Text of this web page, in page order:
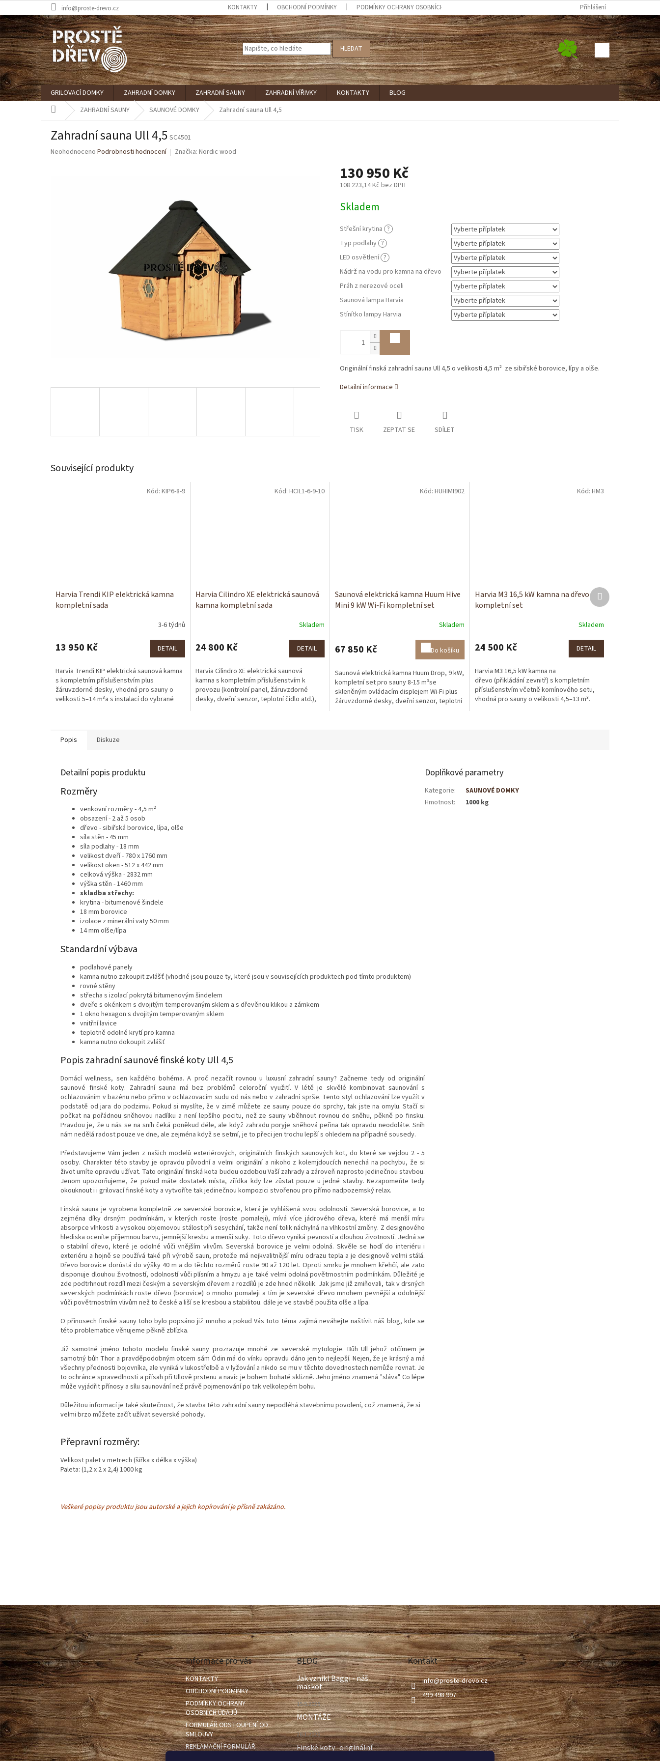
na
obsah
info@proste-drevo.cz KONTAKTY OBCHODNÍ PODMÍNKY PODMÍNKY OCHRANY OSOBNÍCH ÚDAJŮ FORMULÁŘ ODSTOUPENÍ OD SMLOUVYPřihlášení
HLEDAT
NÁKUPNÍ
KOŠÍK
GRILOVACÍ DOMKY ZAHRADNÍ DOMKY ZAHRADNÍ SAUNY ZAHRADNÍ VÍŘIVKY KONTAKTY
BLOG
Domů ZAHRADNÍ SAUNY SAUNOVÉ DOMKY Zahradní sauna Ull 4,5
Zahradní sauna Ull 4,5 SC4501
Průměrné
Neohodnoceno Podrobnosti hodnocení Značka: Nordic wood
130 950 Kč
108 223,14 Kč bez DPH
cena:
Skladem
Střešní krytina ?
Typ podlahy ?
LED osvětlení ?
Nádrž na vodu pro kamna na dřevo
Práh z nerezové oceli
Saunová lampa Harvia
Stínítko lampy Harvia
Originální finská zahradní sauna Ull 4,5 o velikosti 4,5 m² ze sibiřské borovice, lípy a olše.
Detailní informace
TISK ZEPTAT SE SDÍLET
Související produkty
Harvia Trendi KIP elektrická kamna
kompletní sada
3-6 týdnů
13 950 Kč DETAIL
Harvia Trendi KIP elektrická saunová kamna
s kompletním příslušenstvím plus
žáruvzdorné desky, vhodná pro sauny o
velikosti 5–14 m³a s instalací do vybrané
Kód: KIP6-8-9
Harvia Cilindro XE elektrická saunová
kamna kompletní sada
Skladem
24 800 Kč DETAIL
Harvia Cilindro XE elektrická saunová
kamna s kompletním příslušenstvím k
provozu (kontrolní panel, žáruvzdorné
desky, dveřní senzor, teplotní čidlo atd.),
Kód: HCIL1-6-9-10
Saunová elektrická kamna Huum Hive
Mini 9 kW Wi-Fi kompletní set
Skladem
67 850 Kč Do košíku
Saunová elektrická kamna Huum Drop, 9 kW,
kompletní set pro sauny 8-15 m³se
skleněným ovládacím displejem Wi-Fi plus
žáruvzdorné desky, dveřní senzor, teplotní
Kód: HUHIMI902
Harvia M3 16,5 kW kamna na dřevo
kompletní set
Skladem
24 500 Kč DETAIL
Harvia M3 16,5 kW kamna na
dřevo (přikládání zevnitř) s kompletním
příslušenstvím včetně komínového setu,
vhodná pro sauny o velikosti 4,5–13 m³.
Kód: HM3
Další
produkt
Popis Diskuze
Detailní popis produktu
Rozměry
venkovní rozměry - 4,5 m²
obsazení - 2 až 5 osob
dřevo - sibiřská borovice, lípa, olše
síla stěn - 45 mm
síla podlahy - 18 mm
velikost dveří - 780 x 1760 mm
velikost oken - 512 x 442 mm
celková výška - 2832 mm
výška stěn - 1460 mm
skladba střechy:
krytina - bitumenové šindele
18 mm borovice
izolace z minerální vaty 50 mm
14 mm olše/lípa
Standardní výbava
podlahové panely
kamna nutno zakoupit zvlášť (vhodné jsou pouze ty, které jsou v souvisejících produktech pod tímto produktem)
rovné stěny
střecha s izolací pokrytá bitumenovým šindelem
dveře s okénkem s dvojitým temperovaným sklem a s dřevěnou klikou a zámkem
1 okno hexagon s dvojitým temperovaným sklem
vnitřní lavice
teplotně odolné krytí pro kamna
kamna nutno dokoupit zvlášť
Popis zahradní saunové finské koty Ull 4,5
Domácí wellness, sen každého bohéma. A proč nezačít rovnou u luxusní zahradní sauny? Začneme tedy od originální
saunové finské koty. Zahradní sauna má bez problémů celoroční využití. V létě je skvělé kombinovat saunování s
ochlazováním v bazénu nebo přímo v ochlazovacím sudu od nás nebo v zahradní sprše. Tento styl ochlazování lze využít v
podstatě od jara do podzimu. Pokud si myslíte, že v zimě můžete ze sauny pouze do sprchy, tak jste na omylu. Stačí si
počkat na pořádnou sněhovou nadílku a není lepšího pocitu, než ze sauny vběhnout rovnou do sněhu, pěkně po finsku.
Pravdou je, že u nás se na sníh čeká poněkud déle, ale když zahradu poryje sněhová peřina tak opravdu neodoláte. Sníh
nám nedělá radost pouze ve dne, ale zejména když se setmí, je to přeci jen trochu lepší s ohledem na případné sousedy.
Představujeme Vám jeden z našich modelů exteriérových, originálních finských saunových kot, do které se vejdou 2 - 5
osoby. Charakter této stavby je opravdu původní a velmi originální a nikoho z kolemjdoucích nenechá na pochybu, že si
život umíte opravdu užívat. Tato originální finská kota budou ozdobou Vaší zahrady a zároveň naprosto jedinečnou stavbou.
Jenom upozorňujeme, že pokud máte dostatek místa, zřídka kdy lze zůstat pouze u jedné stavby. Nezapomeňte tedy
okouknout i i grilovací finské koty a vytvoříte tak jedinečnou kompozici stvořenou pro přímo nadpozemský relax.
Finská sauna je vyrobena kompletně ze severské borovice, která je vyhlášená svou odolností. Severská borovice, a to
zejména díky drsným podmínkám, v kterých roste (roste pomaleji), mívá více jádrového dřeva, které má menší míru
absorpce vlhkosti a vysokou objemovou stálost při sesychání, takže není tolik náchylná na vlhkostní změny. Z designového
hlediska oceníte příjemnou barvu, jemnější kresbu a menší suky. Toto dřevo vyniká pevností a dlouhou životností. Jedná se
o stabilní dřevo, které je odolné vůči vnějším vlivům. Severská borovice je velmi odolná. Skvěle se hodí do interiéru i
exteriéru a hojně se používá také při výrobě saun, protože má nejkvalitnější míru odrazu tepla a je designově velmi stálá.
Dřevo borovice dorůstá do výšky 40 m a do těchto rozměrů roste 90 až 120 let. Oproti smrku je mnohem křehčí, ale zato
disponuje dlouhou životností, odolností vůči plísním a hmyzu a je také velmi odolná povětrnostním podmínkám. Důležité je
zde podtrhnout rozdíl mezi českým a severským dřevem a rozdílů je zde hned několik. Jak jsme již zmiňovali, tak v drsných
severských podmínkách roste dřevo (borovice) o mnoho pomaleji a tím je severské dřevo mnohem pevnější a odolnější
vůči povětrnostním vlivům než to české a liší se kresbou a stabilitou. dále je ve stavbě použita olše a lípa.
O přínosech finské sauny toho bylo popsáno již mnoho a pokud Vás toto téma zajímá neváhejte naštívit náš blog, kde se
této problematice věnujeme pěkně zblízka.
Již samotné jméno tohoto modelu finské sauny prozrazuje mnohé ze severské mytologie. Bůh Ull jehož otčímem je
samotný bůh Thor a pravděpodobným otcem sám Ódin má do vínku opravdu dáno jen to nejlepší. Nejen, že je krásný a má
všechny přednosti bojovníka, ale vyniká v lukostřelbě a v lyžování a nikdo se mu v těchto dovednostech nemůže rovnat. Je
to ochránce spravedlnosti a přísah při Ullově prstenu a navíc je bohem bohaté sklizně. Jeho jméno znamená "sláva". Co lépe
může vyjádřit přínosy a sílu saunování než právě pojmenování po tak velkolepém bohu.
Důležitou informací je také skutečnost, že stavba této zahradní sauny nepodléhá stavebnímu povolení, což znamená, že si
velmi brzo můžete začít užívat severské pohody.
Přepravní rozměry:
Velikost palet v metrech (šířka x délka x výška)
Paleta: (1,2 x 2 x 2,4) 1000 kg
Veškeré popisy produktu jsou autorské a jejich kopírování je přísně zakázáno.
Doplňkové parametry
Kategorie:
SAUNOVÉ DOMKY
Hmotnost: 1000 kg
Z
á
p
a
t
í Informace pro vás
KONTAKTY
OBCHODNÍ PODMÍNKY
PODMÍNKY OCHRANY
OSOBNÍCH ÚDAJŮ
FORMULÁŘ ODSTOUPENÍ OD
SMLOUVY
REKLAMAČNÍ FORMULÁŘ
BLOG
Jak vznikl Baggi - náš
maskot
15.5.2025
MONTÁŽE
28.1.2025
Finské koty -originální
Kontakt
info@proste-drevo.cz
499 498 997